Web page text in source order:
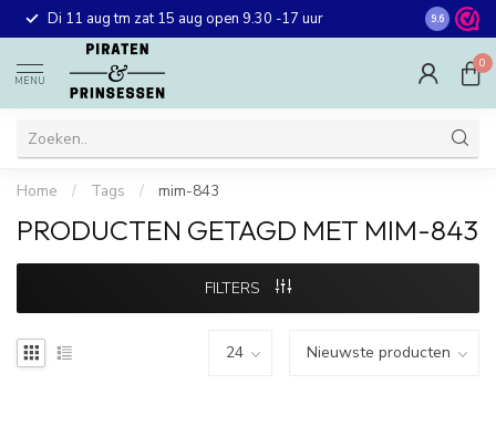
Di 11 aug tm zat 15 aug open 9.30 -17 uur Gratis
winkel in
9.6
MENU
0
Home / Tags / mim-843
PRODUCTEN GETAGD MET MIM-843
FILTERS